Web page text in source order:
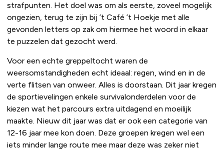
strafpunten. Het doel was om als eerste, zoveel mogelijk
ongezien, terug te zijn bij ’t Café ’t Hoekje met alle
gevonden letters op zak om hiermee het woord in elkaar
te puzzelen dat gezocht werd.
Voor een echte greppeltocht waren de
weersomstandigheden echt ideaal: regen, wind en in de
verte flitsen van onweer. Alles is doorstaan. Dit jaar kregen
de sportievelingen enkele survivalonderdelen voor de
kiezen wat het parcours extra uitdagend en moeilijk
maakte. Nieuw dit jaar was dat er ook een categorie van
12-16 jaar mee kon doen. Deze groepen kregen wel een
iets minder lange route mee maar deze was zeker niet